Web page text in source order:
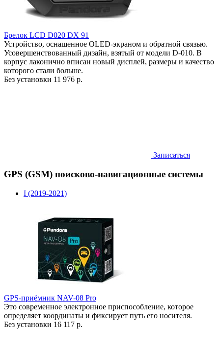
Брелок LCD D020 DX 91
Устройство, оснащенное OLED-экраном и обратной связью.
Усовершенствованный дизайн, взятый от модели D-010. В
корпус лаконично вписан новый дисплей, размеры и качество
которого стали больше.
Без установки 11 976 р.
Записаться
GPS (GSM) поисково-навигационные системы
I (2019-2021)
GPS-приёмник NAV-08 Pro
Это современное электронное приспособление, которое
определяет координаты и фиксирует путь его носителя.
Без установки 16 117 р.